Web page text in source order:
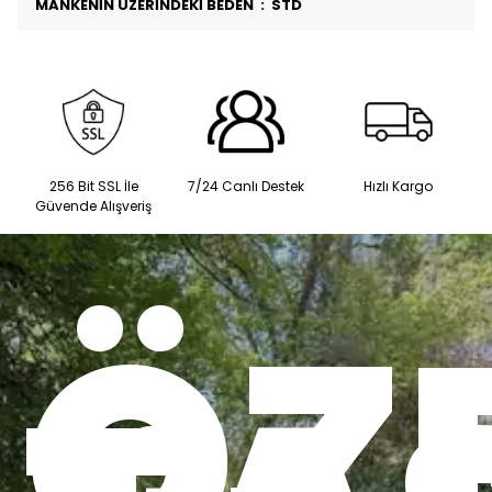
MANKENİN ÜZERİNDEKİ BEDEN : STD
256 Bit SSL İle
Güvende Alışveriş
7/24 Canlı Destek Hızlı Kargo